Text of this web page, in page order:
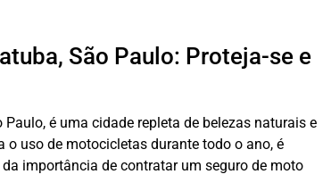
São Paulo: Proteja-se e
é uma cidade repleta de belezas naturais e
uso de motocicletas durante todo o ano, é
importância de contratar um seguro de moto